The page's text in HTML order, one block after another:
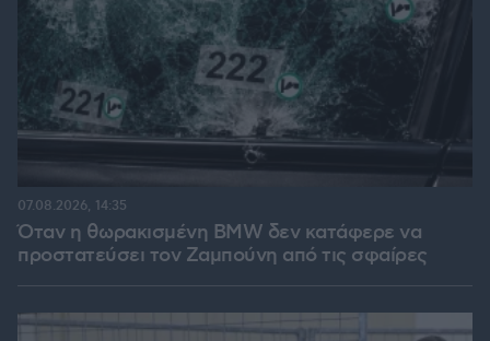
Όταν η θωρακισμένη BMW δεν κατάφερε να
προστατεύσει τον Ζαμπούνη από τις σφαίρες
07.08.2026, 14:35